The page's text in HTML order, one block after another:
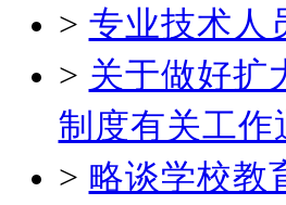
> 专业技术人
> 关于做好扩
制度有关工作
> 略谈学校教